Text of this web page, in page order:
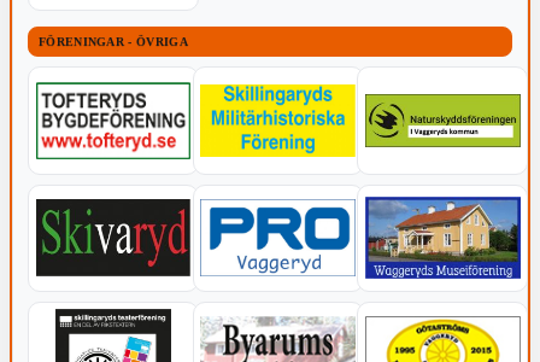
FÖRENINGAR - ÖVRIGA